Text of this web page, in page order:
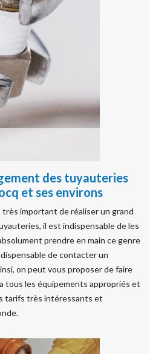
des tuyauteries
et ses environs
très important de réaliser un grand
il est indispensable de les
prendre en main ce genre
de contacter un
on peut vous proposer de faire
tous les équipements appropriés et
tarifs très intéressants et